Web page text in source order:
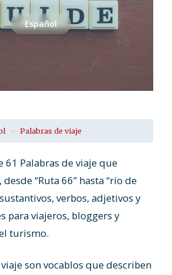
Español
Palabras de viaje
61 Palabras de viaje que
“Ruta 66” hasta “río de
verbos, adjetivos y
para viajeros, bloggers y
turismo.
son vocablos que describen